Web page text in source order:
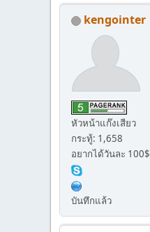
kengointer
หัวหน้าแก๊งเสียว
กระทู้: 1,658
อยากได้วันละ 100$
บันทึกแล้ว